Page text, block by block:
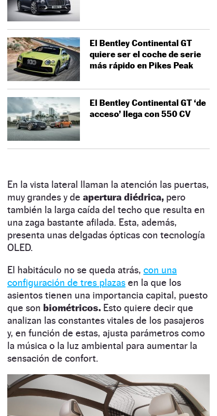
El Bentley Continental GT
quiere ser el coche de serie
más rápido en Pikes Peak
El Bentley Continental GT ‘de
acceso’ llega con 550 CV
En la vista lateral llaman la atención las puertas,
muy grandes y de apertura diédrica, pero
también la larga caída del techo que resulta en
una zaga bastante afilada. Esta, además,
presenta unas delgadas ópticas con tecnología
OLED.
El habitáculo no se queda atrás, con una
configuración de tres plazas en la que los
asientos tienen una importancia capital, puesto
que son biométricos. Esto quiere decir que
analizan las constantes vitales de los pasajeros
y, en función de estas, ajusta parámetros como
la música o la luz ambiental para aumentar la
sensación de confort.